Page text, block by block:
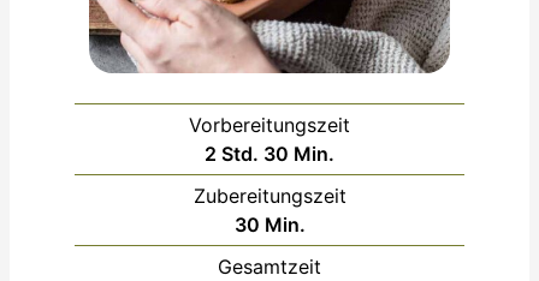
Vorbereitungszeit
2 Stunden
Std. 30 Minuten
Min.
Zubereitungszeit
30Minuten
Min.
Gesamtzeit